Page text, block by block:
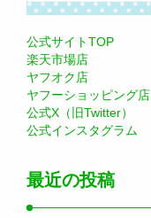
公式サイトTOP
楽天市場店
ヤフオク店
ヤフーショッピング店
公式X（旧Twitter）
公式インスタグラム
最近の投稿